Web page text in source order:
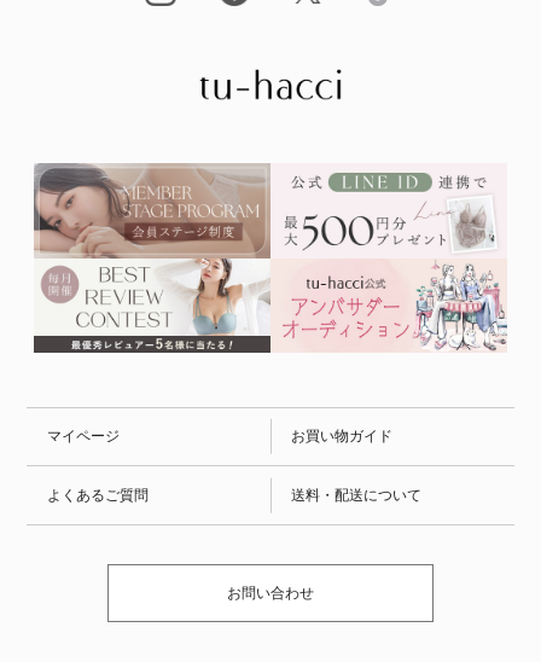
マイページ お買い物ガイド
よくあるご質問 送料・配送について
お問い合わせ